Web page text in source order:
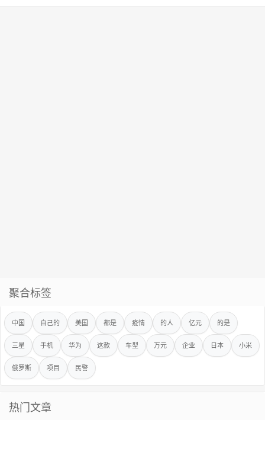
聚合标签
中国 自己的 美国 都是 疫情 的人 亿元 的是
三星 手机 华为 这款 车型 万元 企业 日本 小米
俄罗斯 项目 民警
热门文章